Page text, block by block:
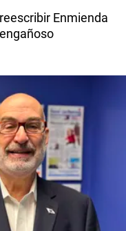
Enmienda